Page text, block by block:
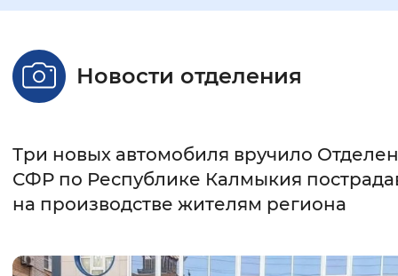
Настройка режима отображения
Стандартный Увеличенный
Без засечек
Интервал между буквами
Нормальный Увеличенный
Новости отделения
Три новых автомобиля вручило
СФР по Республике Калмыкия
на производстве жителям региона